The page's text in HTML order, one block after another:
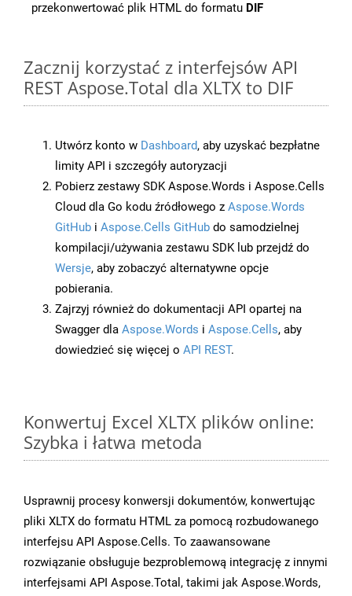
przekonwertować plik HTML do formatu DIF
Zacznij korzystać z interfejsów API
REST Aspose.Total dla XLTX to DIF
Utwórz konto w Dashboard, aby uzyskać bezpłatne
limity API i szczegóły autoryzacji
Pobierz zestawy SDK Aspose.Words i Aspose.Cells
Cloud dla Go kodu źródłowego z Aspose.Words
GitHub i Aspose.Cells GitHub do samodzielnej
kompilacji/używania zestawu SDK lub przejdź do
Wersje, aby zobaczyć alternatywne opcje
pobierania.
Zajrzyj również do dokumentacji API opartej na
Swagger dla Aspose.Words i Aspose.Cells, aby
dowiedzieć się więcej o API REST.
Konwertuj Excel XLTX plików online:
Szybka i łatwa metoda
Usprawnij procesy konwersji dokumentów, konwertując
pliki XLTX do formatu HTML za pomocą rozbudowanego
interfejsu API Aspose.Cells. To zaawansowane
rozwiązanie obsługuje bezproblemową integrację z innymi
interfejsami API Aspose.Total, takimi jak Aspose.Words,